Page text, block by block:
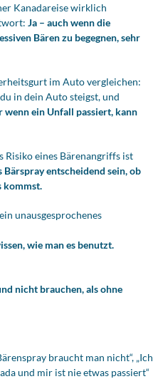
Kanadareise wirklich
Ja – auch wenn die
Bären zu begegnen, sehr
im Auto vergleichen:
in dein Auto steigst, und
wenn ein Unfall passiert, kann
Risiko eines Bärenangriffs ist
entscheidend sein, ob
kommst.
unausgesprochenes
wie man es benutzt.
nicht brauchen, als ohne
braucht man nicht“, „Ich
und mir ist nie etwas passiert“